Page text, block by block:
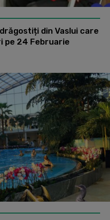
din Vaslui care
pe 24 Februarie